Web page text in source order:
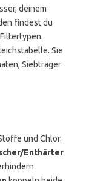
deinem
findest du
Sie
Siebträger
und Chlor.
Enthärter